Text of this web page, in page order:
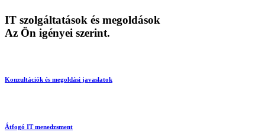
IT szolgáltatások és megoldások
Az Ön igényei szerint.
Konzultációk és megoldási javaslatok
Átfogó IT menedzsment